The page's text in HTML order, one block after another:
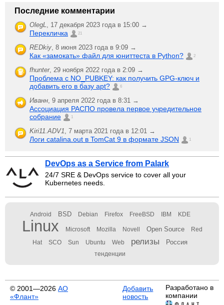
Последние комментарии
OlegL, 17 декабря 2023 года в 15:00 →
Перекличка 21
REDkiy, 8 июня 2023 года в 9:09 →
Как «замокать» файл для юниттеста в Python? 2
fhunter, 29 ноября 2022 года в 2:09 →
Проблема с NO_PUBKEY: как получить GPG-ключ и
добавить его в базу apt?
6
Иванн, 9 апреля 2022 года в 8:31 →
Ассоциация РАСПО провела первое учредительное
собрание
1
Kiri11.ADV1, 7 марта 2021 года в 12:01 →
Логи catalina.out в TomCat 9 в формате JSON 1
DevOps as a Service from Palark
24/7 SRE & DevOps service to cover all your
Kubernetes needs.
Android BSD Debian Firefox FreeBSD IBM KDE
Linux Microsoft Mozilla Novell Open Source Red
Hat SCO Sun Ubuntu Web релизы Россия
тенденции
© 2001—2026 АО
«Флант»
Добавить
новость
Разработано в
компании